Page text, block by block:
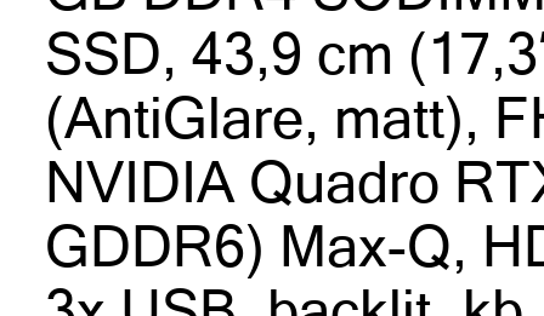
SSD, 43,9 cm
(AntiGlare, matt),
NVIDIA Quadro
GDDR6) Max-Q,